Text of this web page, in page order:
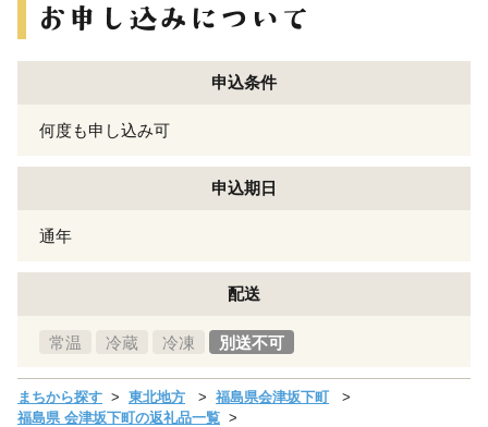
申込条件
何度も申し込み可
申込期日
通年
配送
常温 冷蔵 冷凍 別送不可
まちから探す 東北地方
福島県会津坂下町
福島県 会津坂下町の返礼品一覧